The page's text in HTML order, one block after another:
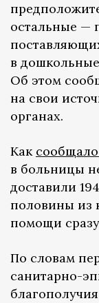
остальные —
в
Об этом
на свои
органах.
Как
в больницы
доставили
половины из
помощи
По словам
санитарно-